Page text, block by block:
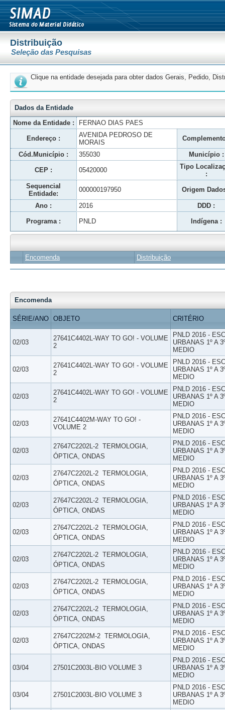
Distribuição
Seleção das Pesquisas
Clique na entidade desejada para obter dados Gerais, Pedido,
Dados da Entidade
Nome da Entidade :
FERNAO DIAS PAES
Endereço :
AVENIDA PEDROSO DE
MORAIS
Cód.Município : 355030 Município :
CEP : 05420000
Tipo
:
Sequencial
Entidade:
000000197950 Origem
Ano : 2016 DDD :
Programa : PNLD Indígena :
Encomenda Distribuição
Encomenda
SÉRIE/ANO OBJETO CRITÉRIO
02/03
27641C4402L-WAY TO GO! - VOLUME
2
PNLD 2016 -
URBANAS 1º A
MEDIO
02/03
27641C4402L-WAY TO GO! - VOLUME
2
PNLD 2016 -
URBANAS 1º A
MEDIO
02/03
27641C4402L-WAY TO GO! - VOLUME
2
PNLD 2016 -
URBANAS 1º A
MEDIO
02/03
27641C4402M-WAY TO GO! -
VOLUME 2
PNLD 2016 -
URBANAS 1º A
MEDIO
02/03
27647C2202L-2  TERMOLOGIA,
ÓPTICA, ONDAS
PNLD 2016 -
URBANAS 1º A
MEDIO
02/03
27647C2202L-2  TERMOLOGIA,
ÓPTICA, ONDAS
PNLD 2016 -
URBANAS 1º A
MEDIO
02/03
27647C2202L-2  TERMOLOGIA,
ÓPTICA, ONDAS
PNLD 2016 -
URBANAS 1º A
MEDIO
02/03
27647C2202L-2  TERMOLOGIA,
ÓPTICA, ONDAS
PNLD 2016 -
URBANAS 1º A
MEDIO
02/03
27647C2202L-2  TERMOLOGIA,
ÓPTICA, ONDAS
PNLD 2016 -
URBANAS 1º A
MEDIO
02/03
27647C2202L-2  TERMOLOGIA,
ÓPTICA, ONDAS
PNLD 2016 -
URBANAS 1º A
MEDIO
02/03
27647C2202L-2  TERMOLOGIA,
ÓPTICA, ONDAS
PNLD 2016 -
URBANAS 1º A
MEDIO
02/03
27647C2202M-2  TERMOLOGIA,
ÓPTICA, ONDAS
PNLD 2016 -
URBANAS 1º A
MEDIO
03/04 27501C2003L-BIO VOLUME 3
PNLD 2016 -
URBANAS 1º A
MEDIO
03/04 27501C2003L-BIO VOLUME 3
PNLD 2016 -
URBANAS 1º A
MEDIO